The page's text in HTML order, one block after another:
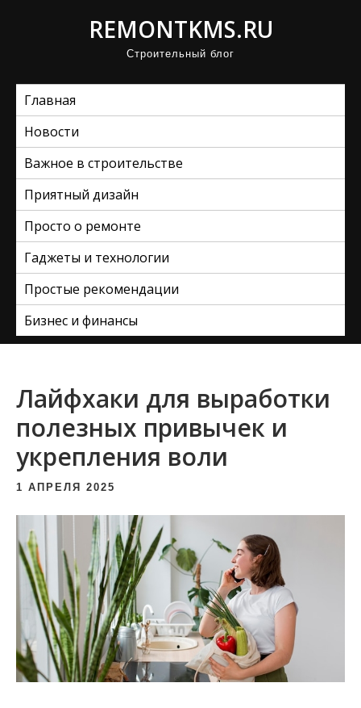
REMONTKMS.RU
Строительный блог
Главная
Новости
Важное в строительстве
Приятный дизайн
Просто о ремонте
Гаджеты и технологии
Простые рекомендации
Бизнес и финансы
Лайфхаки для выработки
полезных привычек и
укрепления воли
1 АПРЕЛЯ 2025